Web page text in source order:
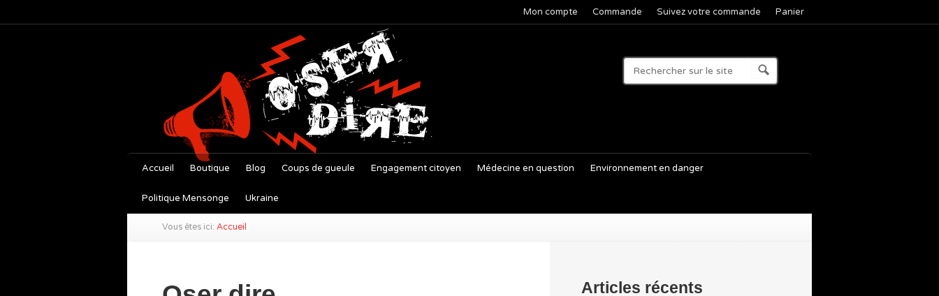
Mon compte Commande Suivez votre commande Panier
Accueil Boutique Blog Coups de gueule Engagement citoyen Médecine en question Environnement en danger
Politique Mensonge Ukraine
Vous êtes ici: Accueil
Articles récents